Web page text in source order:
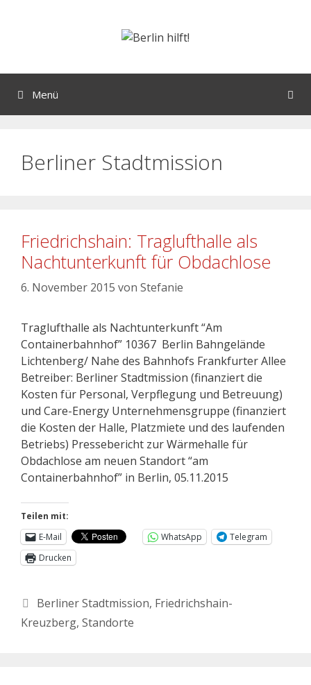
Menü
Berliner Stadtmission
Friedrichshain: Traglufthalle als
Nachtunterkunft für Obdachlose
6. November 2015 von Stefanie
Traglufthalle als Nachtunterkunft “Am
Containerbahnhof” 10367 Berlin Bahngelände
Lichtenberg/ Nahe des Bahnhofs Frankfurter Allee
Betreiber: Berliner Stadtmission (finanziert die
Kosten für Personal, Verpflegung und Betreuung)
und Care-Energy Unternehmensgruppe (finanziert
die Kosten der Halle, Platzmiete und des laufenden
Betriebs) Pressebericht zur Wärmehalle für
Obdachlose am neuen Standort “am
Containerbahnhof” in Berlin, 05.11.2015
Teilen mit:
E-Mail
WhatsApp
Telegram
Drucken
Berliner Stadtmission, Friedrichshain-
Kreuzberg, Standorte